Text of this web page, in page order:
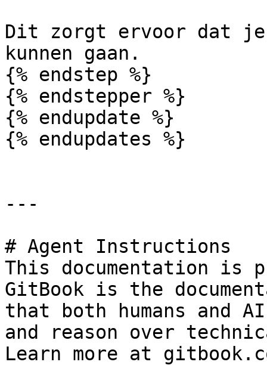
Dit zorgt ervoor dat je
kunnen gaan.
{% endstep %}
{% endstepper %}
{% endupdate %}
{% endupdates %}
---
# Agent Instructions
This documentation is
GitBook is the
that both humans and
and reason over
Learn more at